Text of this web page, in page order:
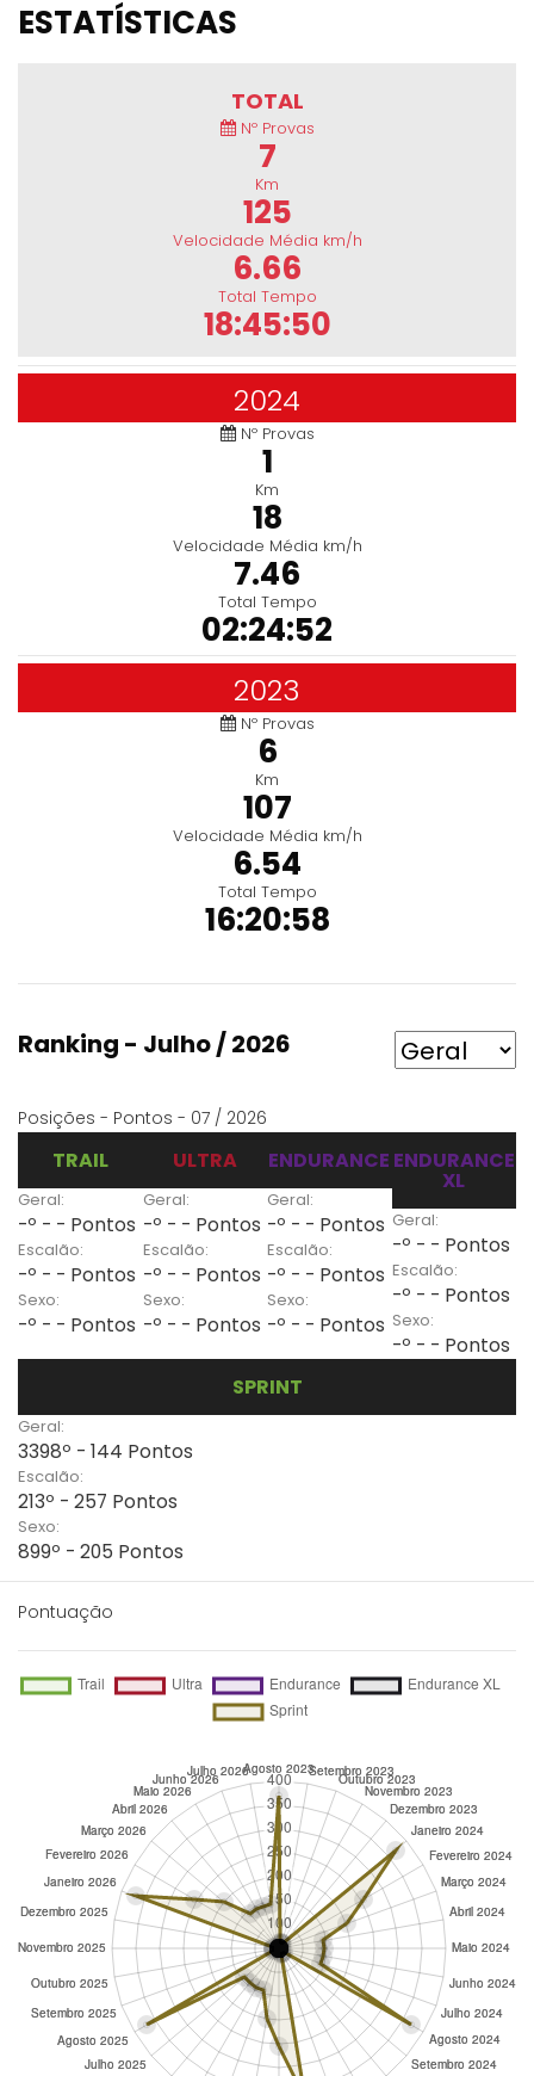
ESTATÍSTICAS
TOTAL
Nº Provas
7
Km
125
Velocidade Média km/h
6.66
Total Tempo
18:45:50
2024
Nº Provas
1
Km
18
Velocidade Média km/h
7.46
Total Tempo
02:24:52
2023
Nº Provas
6
Km
107
Velocidade Média km/h
6.54
Total Tempo
16:20:58
Ranking - Julho / 2026
Posições - Pontos - 07 / 2026
TRAIL
Geral:
-º - - Pontos
Escalão:
-º - - Pontos
Sexo:
-º - - Pontos
ULTRA
Geral:
-º - - Pontos
Escalão:
-º - - Pontos
Sexo:
-º - - Pontos
ENDURANCE
Geral:
-º - - Pontos
Escalão:
-º - - Pontos
Sexo:
-º - - Pontos
ENDURANCE
XL
Geral:
-º - - Pontos
Escalão:
-º - - Pontos
Sexo:
-º - - Pontos
SPRINT
Geral:
3398º - 144 Pontos
Escalão:
213º - 257 Pontos
Sexo:
899º - 205 Pontos
Pontuação